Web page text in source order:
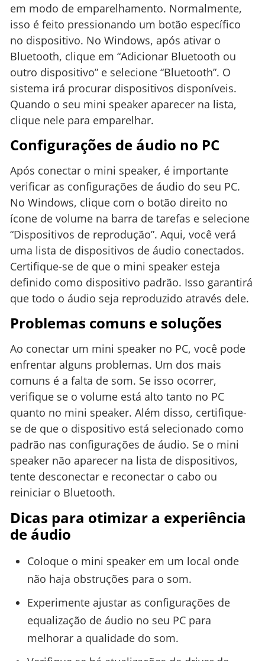
em modo de emparelhamento. Normalmente,
isso é feito pressionando um botão específico
no dispositivo. No Windows, após ativar o
Bluetooth, clique em “Adicionar Bluetooth ou
outro dispositivo” e selecione “Bluetooth”. O
sistema irá procurar dispositivos disponíveis.
Quando o seu mini speaker aparecer na lista,
clique nele para emparelhar.
Configurações de áudio no PC
Após conectar o mini speaker, é importante
verificar as configurações de áudio do seu PC.
No Windows, clique com o botão direito no
ícone de volume na barra de tarefas e selecione
“Dispositivos de reprodução”. Aqui, você verá
uma lista de dispositivos de áudio conectados.
Certifique-se de que o mini speaker esteja
definido como dispositivo padrão. Isso garantirá
que todo o áudio seja reproduzido através dele.
Problemas comuns e soluções
Ao conectar um mini speaker no PC, você pode
enfrentar alguns problemas. Um dos mais
comuns é a falta de som. Se isso ocorrer,
verifique se o volume está alto tanto no PC
quanto no mini speaker. Além disso, certifique-
se de que o dispositivo está selecionado como
padrão nas configurações de áudio. Se o mini
speaker não aparecer na lista de dispositivos,
tente desconectar e reconectar o cabo ou
reiniciar o Bluetooth.
Dicas para otimizar a experiência
de áudio
Coloque o mini speaker em um local onde
não haja obstruções para o som.
Experimente ajustar as configurações de
equalização de áudio no seu PC para
melhorar a qualidade do som.